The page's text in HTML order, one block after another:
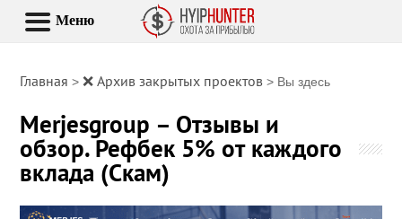
Главная >❌ Архив закрытых проектов > Вы здесь
Merjesgroup – Отзывы и
обзор. Рефбек 5% от каждого
вклада (Скам)
Меню